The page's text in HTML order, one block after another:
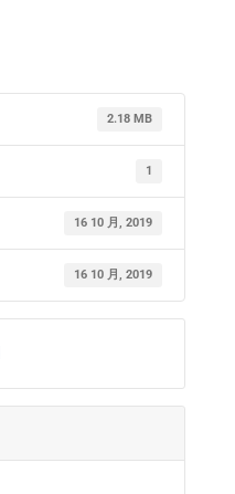
2.18 MB
1
16 10 月, 2019
16 10 月, 2019